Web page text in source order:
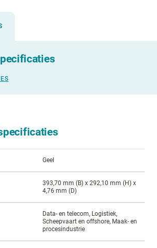
Geel
393,70 mm (B) x 292,10 mm (H) x
4,76 mm (D)
Data- en telecom, Logistiek,
Scheepvaart en offshore, Maak- en
procesindustrie